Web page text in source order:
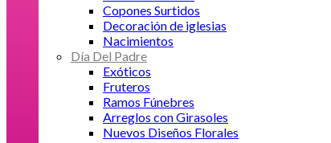
Copones Surtidos
Decoración de iglesias
Nacimientos
Día Del Padre
Exóticos
Fruteros
Ramos Fúnebres
Arreglos con Girasoles
Nuevos Diseños Florales